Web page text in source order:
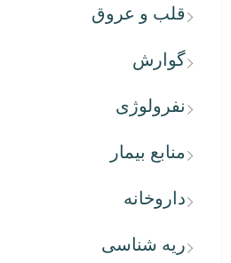
قلب و عروق
گوارش
نفرولوژی
منابع بیمار
داروخانه
ریه شناسی